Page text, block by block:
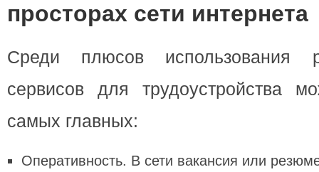
просторах сети интернета
Среди плюсов использования
сервисов для трудоустройства
самых главных:
Оперативность. В сети вакансия или